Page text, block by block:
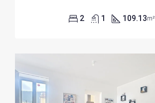
2 1 109.13m²